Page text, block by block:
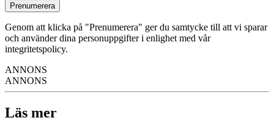
Prenumerera
Genom att klicka på "Prenumerera" ger du samtycke till att vi sparar
och använder dina personuppgifter i enlighet med vår
integritetspolicy.
ANNONS
ANNONS
Läs mer